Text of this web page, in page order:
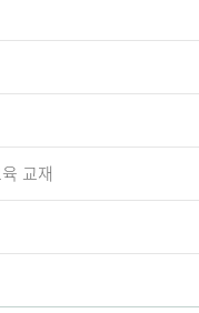
교재